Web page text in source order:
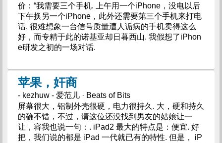
价：“我需要三个手机. 上午用一个iPhone，没电以后
下午换另一个iPhone，此外还需要第三个手机来打电
话. 很难想象一台信号质量遭人诟病的手机卖得这么
好，而专精于此的诺基亚却日暮西山. 我假想了iPhon
e研发之初的一场对话.
苹果，奸商
- kezhuw - 爱范儿 · Beats of Bits
屏幕很大，铝制外壳很硬，电力很持久. 大，硬和持久
的确不错，不过，请这位还没找到男友的姑娘让一
让，容我也说一句：. iPad2 最大的特点是：便宜. 好
把，我们说的都是 iPad 一代就已有的特性. 但是， iP